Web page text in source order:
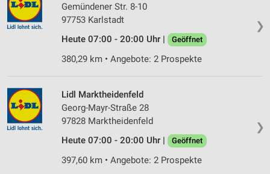
❯
Gemündener Str. 8-10
97753 Karlstadt
Heute 07:00 - 20:00 Uhr |
Geöffnet
380,29 km • Angebote: 2 Prospekte
❯
Lidl Marktheidenfeld
Georg-Mayr-Straße 28
97828 Marktheidenfeld
Heute 07:00 - 20:00 Uhr |
Geöffnet
397,60 km • Angebote: 2 Prospekte
IAB-Besonderheiten:
Verwendung genauer Standortdaten
Geräte anhand von aktiv angeforderten
Informationen identifizieren
Notwendig
Performance